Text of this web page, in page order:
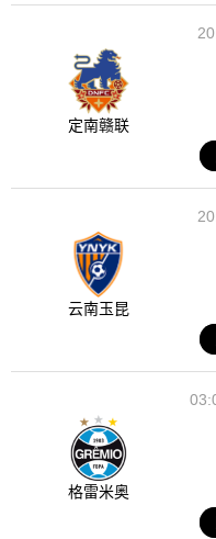
定南赣联
云南玉昆
格雷米奥